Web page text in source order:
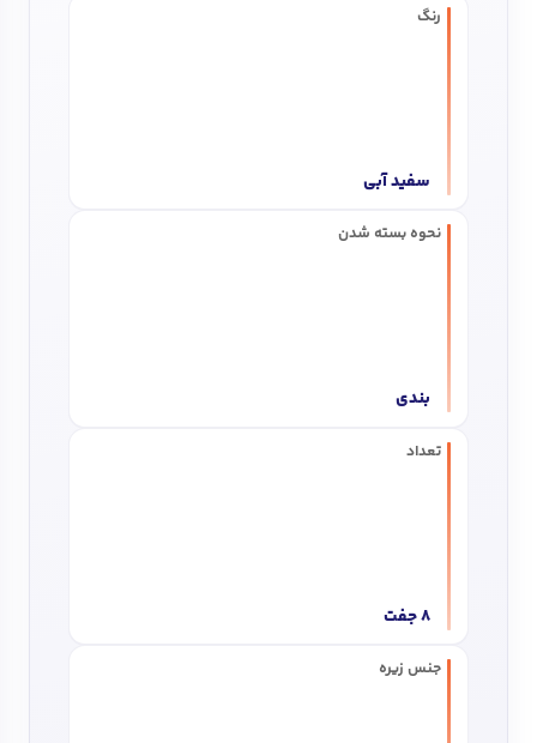
رنگ
سفید آبی
نحوه بسته شدن
بندی
تعداد
8 جفت
جنس زیره